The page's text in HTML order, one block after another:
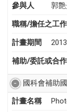
參與人 郭
職稱/擔任之工作
計畫期間
補助/委託或合
國科會補助
計畫名稱